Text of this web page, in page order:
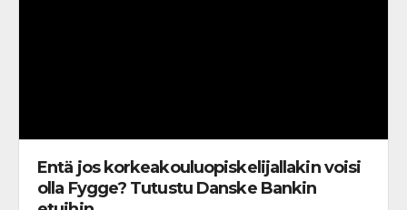
Entä jos korkeakouluopiskelijallakin voisi
olla Fygge? Tutustu Danske Bankin